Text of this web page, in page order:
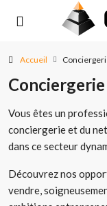
Accueil
Vous êtes un
conciergerie et du
dans ce secteur
Découvrez nos
vendre,